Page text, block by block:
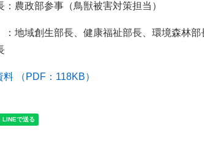
農政部参事（鳥獣被害対策担当）
地域創生部長、健康福祉部長、環境森林部
（PDF：118KB）